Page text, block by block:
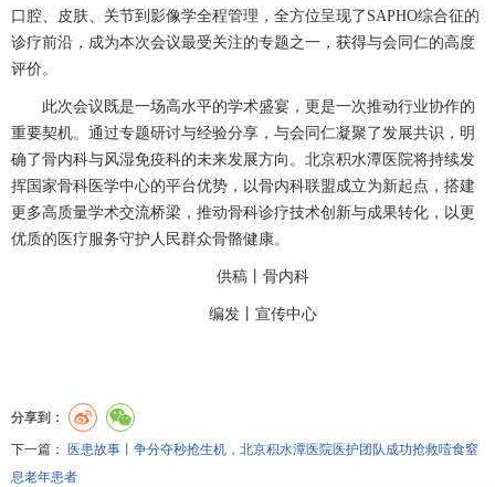
口腔、皮肤、关节到影像学全程管理，全方位呈现了 SAPHO综合征的
诊疗前沿，成为本次会议最受关注的专题之一，获得与会同仁的高度
评价。
此次会议既是一场高水平的学术盛宴，更是一次推动行业协作的
重要契机。通过专题研讨与经验分享，与会同仁凝聚了发展共识，明
确了骨内科与风湿免疫科的未来发展方向。北京积水潭医院将持续发
挥国家骨科 医学中心的平台优势，以骨内科联盟成立为新起点，搭建
更多高质量学术交流桥梁，推动骨科诊疗技术创新与成果转化，以更
优质的医疗服务守护人民群众骨骼健康。
供稿丨 骨内科
编发丨 宣传中心
分享到：
下一篇：
医患故事丨争分夺秒抢生机，北京积水潭医院医护团队成功抢救噎食窒
息老年患者